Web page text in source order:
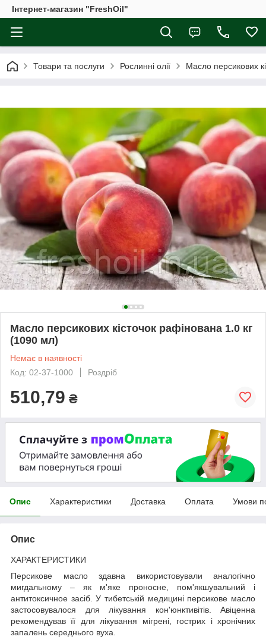
Інтернет-магазин "FreshOil"
Товари та послуги Рослинні олії Масло персикових
Масло персикових кісточок рафінована 1.0 кг
(1090 мл)
Немає в наявності
Код: 02-37-1000
Роздріб
510,79 ₴
Опис Характеристики Доставка Оплата Умови
Опис
ХАРАКТЕРИСТИКИ
Персикове масло здавна використовували аналогічно
мигдальному – як м'яке проносне, пом'якшувальний і
антитоксичное засіб. У тибетській медицині персикове масло
застосовувалося для лікування кон'юнктивітів. Авіценна
рекомендував її для лікування мігрені, гострих і хронічних
запалень середнього вуха.